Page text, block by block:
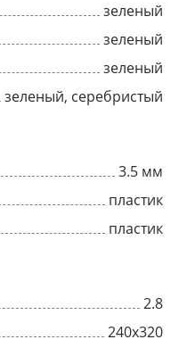
зеленый
зеленый
зеленый
зеленый, серебристый
3.5 мм
пластик
пластик
2.8
240x320